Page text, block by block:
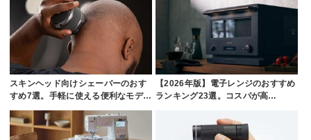
スキンヘッド向けシェーバーのおす
すめ7選。手軽に使える便利なモデ…
【2026年版】電子レンジのおすすめ
ランキング23選。コスパが高…